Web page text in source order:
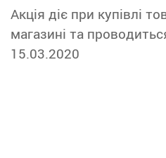
Акція діє при купівлі
магазині та
15.03.2020